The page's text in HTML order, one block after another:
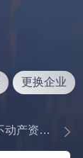
更换企业
企业简介：光大嘉宝股份有限公司是一家以不动产资产管理业务为核心主业、兼营房地产开发业务的上市企业(股票代码600622)。公司于1992年12月在上海证券交易所上市,系由原国内最大的电光源生产企业----上海嘉宝照明电器公司改制而成。1994年6月,公司更名为“上海嘉宝实业(集团)股份有限公司”。主要从事不动产资产管理、不动产投资和房地产开发业务。